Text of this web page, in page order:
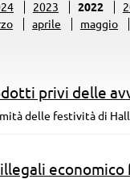
2023 2022
aprile maggio
privi delle
delle festività di
economico